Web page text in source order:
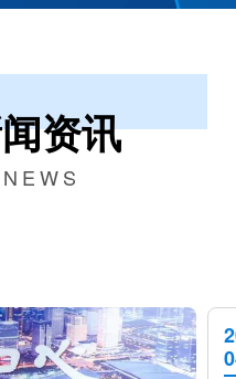
资讯
NEWS